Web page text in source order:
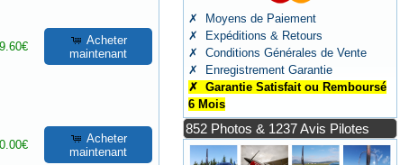
Acheter
maintenant
Acheter
maintenant
✗ Moyens de Paiement
✗ Expéditions & Retours
✗ Conditions Générales de Vente
✗ Enregistrement Garantie
✗ Garantie Satisfait ou Remboursé
6 Mois
852 Photos & 1237 Avis Pilotes